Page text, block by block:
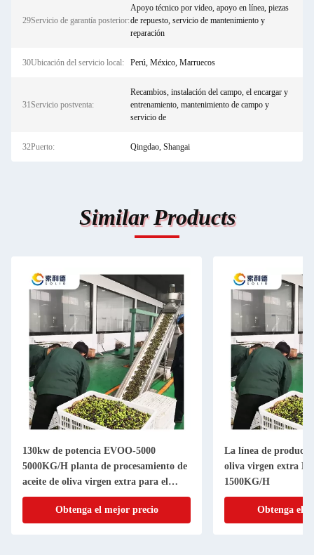
29Servicio de garantía posterior:
Apoyo técnico por video, apoyo en línea, piezas
de repuesto, servicio de mantenimiento y
reparación
30Ubicación del servicio local: Perú, México, Marruecos
31Servicio postventa:
Recambios, instalación del campo, el encargar y
entrenamiento, mantenimiento de campo y
servicio de
32Puerto: Qingdao, Shangai
Similar Products
130kw de potencia EVOO-5000
5000KG/H planta de procesamiento de
aceite de oliva virgen extra para el
aceite
Obtenga el mejor precio
La línea de
oliva virgen extra
1500KG/H
Obtenga el